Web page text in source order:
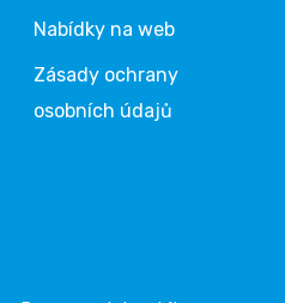
Nabídky na web
Zásady ochrany
osobních údajů